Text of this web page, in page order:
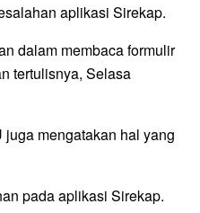
aplikasi Sirekap.
dalam membaca formulir
tertulisnya, Selasa
mengatakan hal yang
pada aplikasi Sirekap.